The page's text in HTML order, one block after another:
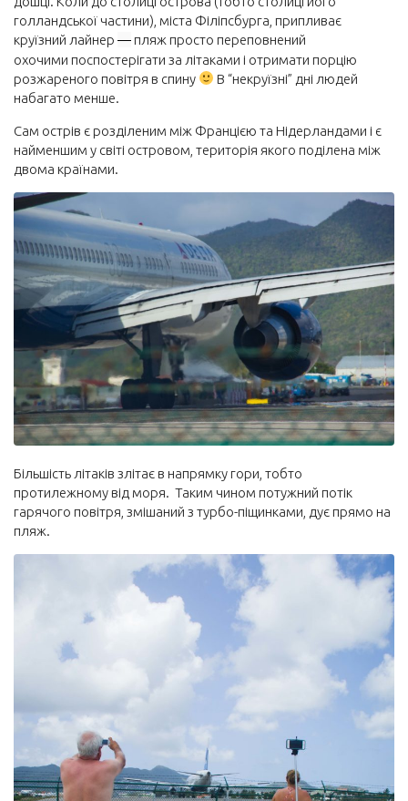
голландської частини), міста Філіпсбурга, припливає
круїзний лайнер —пляж просто переповнений
охочими поспостерігати за літаками і отримати порцію
розжареного повітря в спину
В “некруїзні” дні людей
набагато менше.
Сам острів є розділеним між Францією та Нідерландами і є
найменшим у світі островом, територія якого поділена між
двома країнами.
Більшість літаків злітає в напрямку гори, тобто
протилежному від моря. Таким чином потужний потік
гарячого повітря, змішаний з турбо-піщинками, дує прямо на
пляж.